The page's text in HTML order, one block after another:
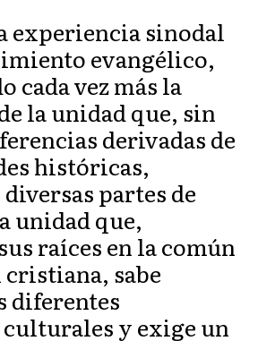
experiencia sinodal
evangélico,
cada vez más la
la unidad que, sin
derivadas de
históricas,
partes de
unidad que,
raíces en la común
sabe
diferentes
y exige un